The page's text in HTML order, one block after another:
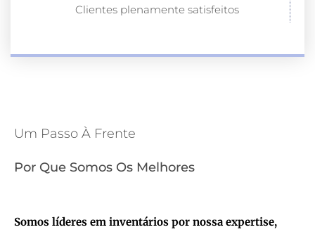
Clientes plenamente satisfeitos
Um Passo À Frente
Por Que Somos Os Melhores
Somos líderes em inventários por nossa expertise,